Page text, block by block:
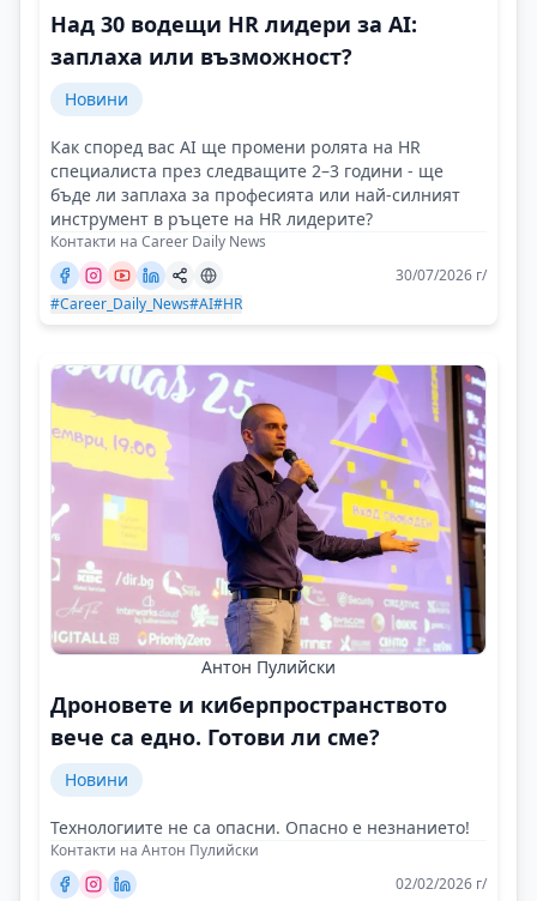
Над 30 водещи HR лидери за AI:
заплаха или възможност?
Новини
Как според вас AI ще промени ролята на HR
специалиста през следващите 2–3 години - ще
бъде ли заплаха за професията или най-силният
инструмент в ръцете на HR лидерите?
Контакти на Career Daily News
30/07/2026 г/
#Career_Daily_News#AI#HR
Антон Пулийски
Дроновете и киберпространството
вече са едно. Готови ли сме?
Новини
Технологиите не са опасни. Опасно е незнанието!
Контакти на Антон Пулийски
02/02/2026 г/